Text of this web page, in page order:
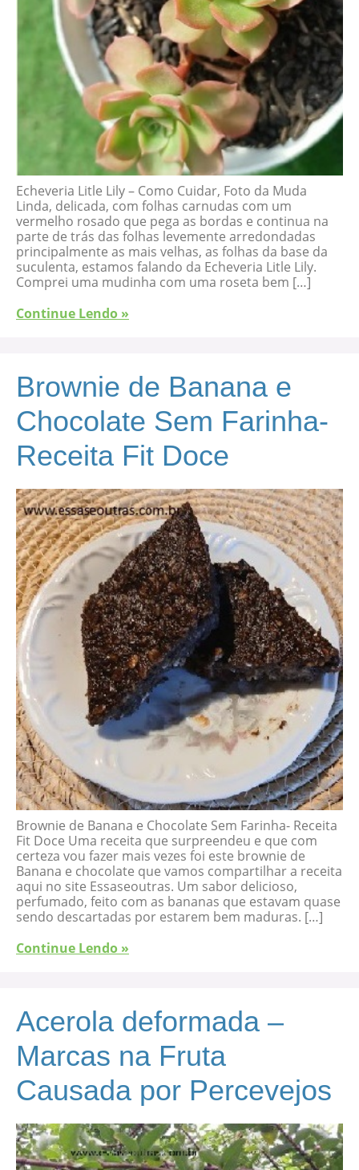
Echeveria Litle Lily – Como Cuidar, Foto da Muda
Linda, delicada, com folhas carnudas com um
vermelho rosado que pega as bordas e continua na
parte de trás das folhas levemente arredondadas
principalmente as mais velhas, as folhas da base da
suculenta, estamos falando da Echeveria Litle Lily.
Comprei uma mudinha com uma roseta bem […]
Continue Lendo »
Brownie de Banana e
Chocolate Sem Farinha-
Receita Fit Doce
Brownie de Banana e Chocolate Sem Farinha- Receita
Fit Doce Uma receita que surpreendeu e que com
certeza vou fazer mais vezes foi este brownie de
Banana e chocolate que vamos compartilhar a receita
aqui no site Essaseoutras. Um sabor delicioso,
perfumado, feito com as bananas que estavam quase
sendo descartadas por estarem bem maduras. […]
Continue Lendo »
Acerola deformada –
Marcas na Fruta
Causada por Percevejos